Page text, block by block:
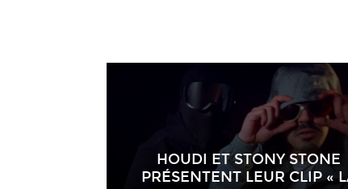
HOUDI ET STONY STONE
PRÉSENTENT LEUR CLIP «